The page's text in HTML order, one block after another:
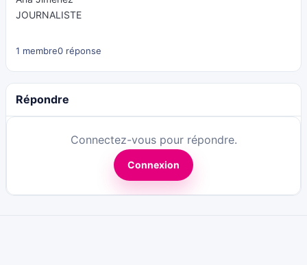
JOURNALISTE
1 membre0 réponse
Répondre
Connectez-vous pour répondre.
Connexion